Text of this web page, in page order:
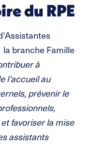
du RPE
branche Famille
à
l’accueil au
prévenir le
favoriser la mise
assistants